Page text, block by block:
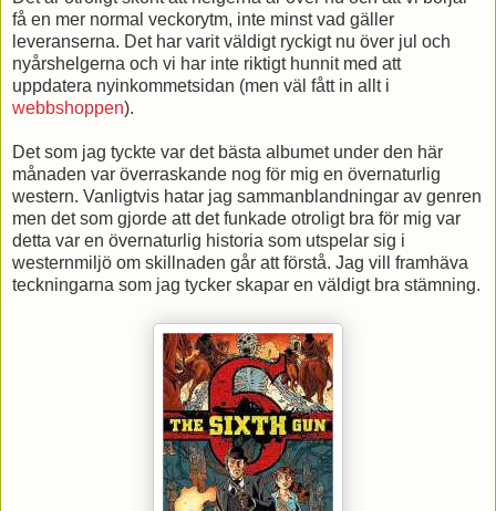
få en mer normal veckorytm, inte minst vad gäller
leveranserna. Det har varit väldigt ryckigt nu över jul och
nyårshelgerna och vi har inte riktigt hunnit med att
uppdatera nyinkommetsidan (men väl fått in allt i
webbshoppen).
Det som jag tyckte var det bästa albumet under den här
månaden var överraskande nog för mig en övernaturlig
western. Vanligtvis hatar jag sammanblandningar av genren
men det som gjorde att det funkade otroligt bra för mig var
detta var en övernaturlig historia som utspelar sig i
westernmiljö om skillnaden går att förstå. Jag vill framhäva
teckningarna som jag tycker skapar en väldigt bra stämning.